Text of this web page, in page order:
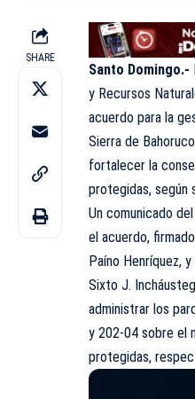
SHARE
Santo Domingo.-
y Recursos
acuerdo para la
Sierra de
fortalecer la
protegidas, según
Un comunicado
el acuerdo,
Paíno Henríquez,
Sixto J.
administrar los
y 202-04 sobre el
protegidas,